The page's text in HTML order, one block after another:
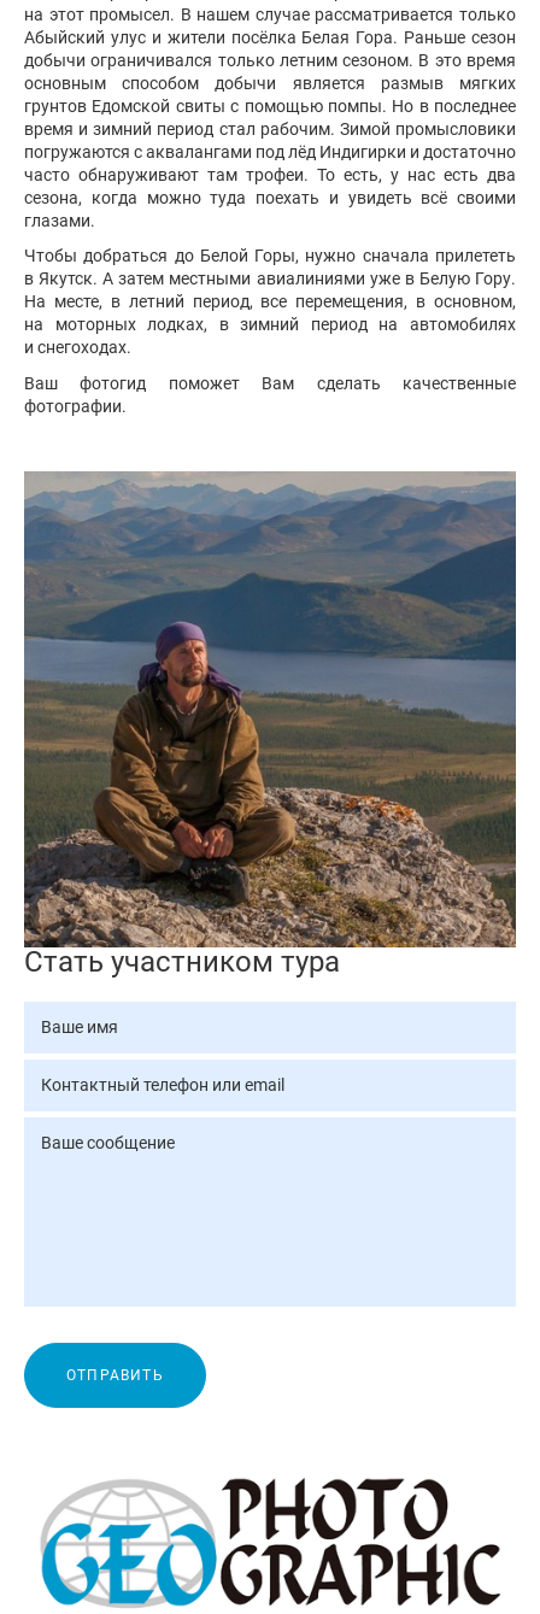
на этот промысел. В нашем случае рассматривается только
Абыйский улус и жители посёлка Белая Гора. Раньше сезон
добычи ограничивался только летним сезоном. В это время
основным способом добычи является размыв мягких
грунтов Едомской свиты с помощью помпы. Но в последнее
время и зимний период стал рабочим. Зимой промысловики
погружаются с аквалангами под лёд Индигирки и достаточно
часто обнаруживают там трофеи. То есть, у нас есть два
сезона, когда можно туда поехать и увидеть всё своими
глазами.
Чтобы добраться до Белой Горы, нужно сначала прилететь
в Якутск. А затем местными авиалиниями уже в Белую Гору.
На месте, в летний период, все перемещения, в основном,
на моторных лодках, в зимний период на автомобилях
и снегоходах.
Ваш фотогид поможет Вам сделать качественные
фотографии.
Стать участником тура
ОТПРАВИТЬ